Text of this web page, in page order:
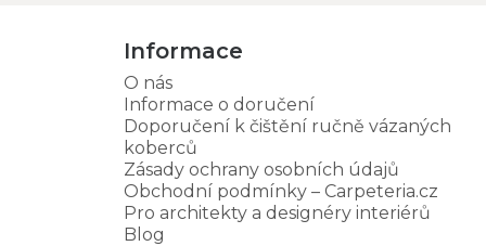
Informace
O nás
Informace o doručení
Doporučení k čištění ručně vázaných
koberců
Zásady ochrany osobních údajů
Obchodní podmínky – Carpeteria.cz
Pro architekty a designéry interiérů
Blog